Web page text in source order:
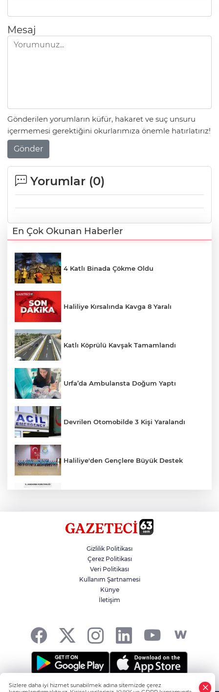
Mesaj
Gönderilen yorumların küfür, hakaret ve suç unsuru
içermemesi gerektiğini okurlarımıza önemle hatırlatırız!
Gönder
Yorumlar (0)
En Çok Okunan Haberler
4 Katlı Binada Çökme Oldu
Haliliye Kırsalında Kavga 8 Yaralı
Katlı Köprülü Kavşak Tamamlandı
Urfa’da Ambulansta Doğum Yaptı
Devrilen Otomobilde 3 Kişi Yaralandı
Haliliye'den Gençlere Büyük Destek
Hikmet Başak’tan Ulaşım Çalışması
Atatürk Bulvarında Asfalt Yenileniyor
Gizlilik Politikası
Çerez Politikası
Veri Politikası
Kullanım Şartnamesi
Künye
İletişim
Sizlere daha iyi hizmet sunabilmek adına sitemizde çerez